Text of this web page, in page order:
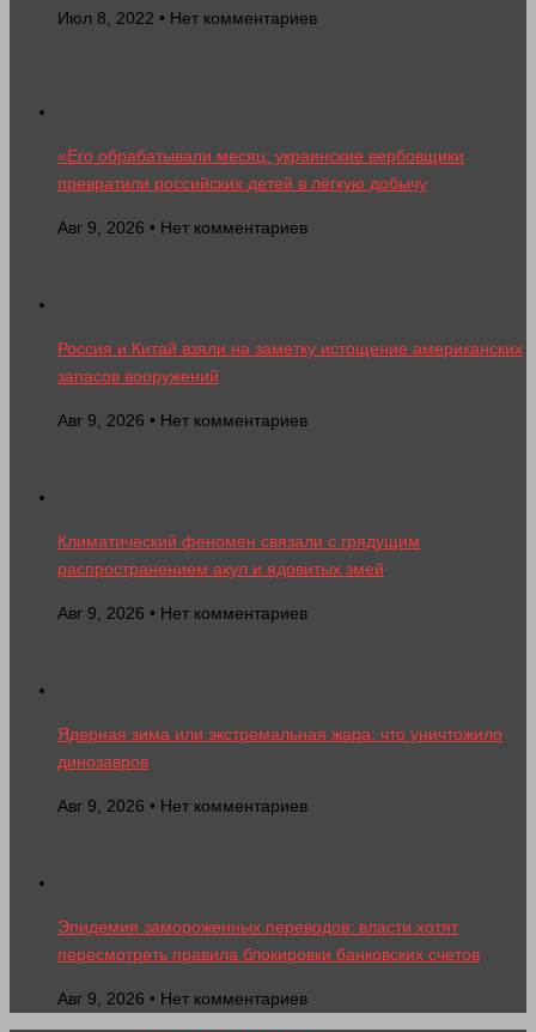
Июл 8, 2022 • Нет комментариев
«Его обрабатывали месяц: украинские вербовщики
превратили российских детей в лёгкую добычу
Авг 9, 2026 • Нет комментариев
Россия и Китай взяли на заметку истощение американских
запасов вооружений
Авг 9, 2026 • Нет комментариев
Климатический феномен связали с грядущим
распространением акул и ядовитых змей
Авг 9, 2026 • Нет комментариев
Ядерная зима или экстремальная жара: что уничтожило
динозавров
Авг 9, 2026 • Нет комментариев
Эпидемия замороженных переводов: власти хотят
пересмотреть правила блокировки банковских счетов
Авг 9, 2026 • Нет комментариев